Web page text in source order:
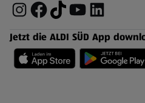
Jetzt die ALDI SÜD App